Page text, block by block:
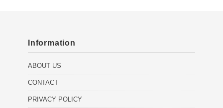
Information
ABOUT US
CONTACT
PRIVACY POLICY